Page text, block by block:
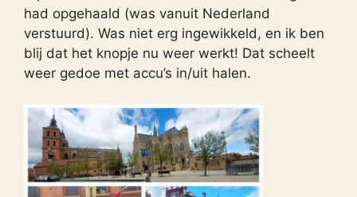
had opgehaald (was vanuit Nederland
verstuurd). Was niet erg ingewikkeld, en ik ben
blij dat het knopje nu weer werkt! Dat scheelt
weer gedoe met accu’s in/uit halen.